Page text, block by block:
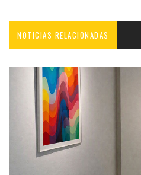
NOTICIAS RELACIONADAS